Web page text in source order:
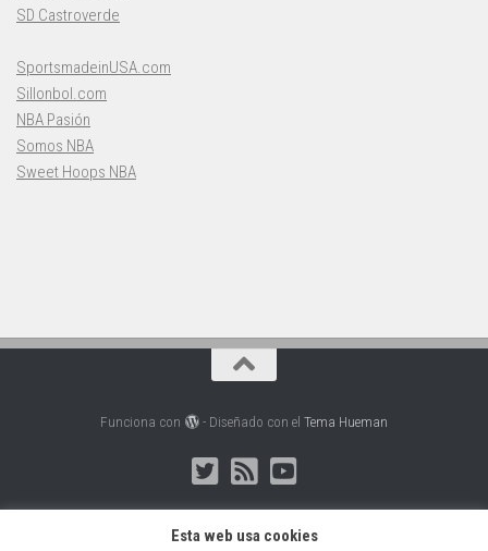
SD Castroverde
SportsmadeinUSA.com
Sillonbol.com
NBA Pasión
Somos NBA
Sweet Hoops NBA
Funciona con - Diseñado con el Tema Hueman
Esta web usa cookies